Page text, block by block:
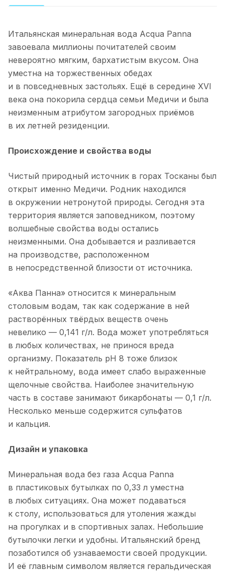
Итальянская минеральная вода Acqua Panna
завоевала миллионы почитателей своим
невероятно мягким, бархатистым вкусом. Она
уместна на торжественных обедах
и в повседневных застольях. Ещё в середине XVI
века она покорила сердца семьи Медичи и была
неизменным атрибутом загородных приёмов
в их летней резиденции.
Происхождение и свойства воды
Чистый природный источник в горах Тосканы был
открыт именно Медичи. Родник находился
в окружении нетронутой природы. Сегодня эта
территория является заповедником, поэтому
волшебные свойства воды остались
неизменными. Она добывается и разливается
на производстве, расположенном
в непосредственной близости от источника.
«Аква Панна» относится к минеральным
столовым водам, так как содержание в ней
растворённых твёрдых веществ очень
невелико — 0,141 г/л. Вода может употребляться
в любых количествах, не принося вреда
организму. Показатель pH 8 тоже близок
к нейтральному, вода имеет слабо выраженные
щелочные свойства. Наиболее значительную
часть в составе занимают бикарбонаты — 0,1 г/л.
Несколько меньше содержится сульфатов
и кальция.
Дизайн и упаковка
Минеральная вода без газа Acqua Panna
в пластиковых бутылках по 0,33 л уместна
в любых ситуациях. Она может подаваться
к столу, использоваться для утоления жажды
на прогулках и в спортивных залах. Небольшие
бутылочки легки и удобны. Итальянский бренд
позаботился об узнаваемости своей продукции.
И её главным символом является геральдическая